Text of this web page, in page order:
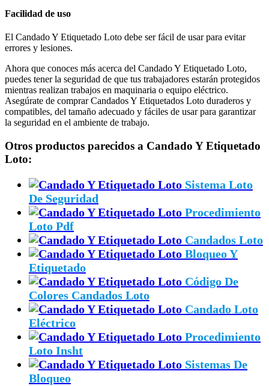
Facilidad de uso
El Candado Y Etiquetado Loto debe ser fácil de usar para evitar
errores y lesiones.
Ahora que conoces más acerca del Candado Y Etiquetado Loto,
puedes tener la seguridad de que tus trabajadores estarán protegidos
mientras realizan trabajos en maquinaria o equipo eléctrico.
Asegúrate de comprar Candados Y Etiquetados Loto duraderos y
compatibles, del tamaño adecuado y fáciles de usar para garantizar
la seguridad en el ambiente de trabajo.
Otros productos parecidos a Candado Y Etiquetado
Loto:
Sistema Loto
De Seguridad
Procedimiento
Loto Pdf
Candados Loto
Bloqueo Y
Etiquetado
Código De
Colores Candados Loto
Candado Loto
Eléctrico
Procedimiento
Loto Insht
Sistemas De
Bloqueo